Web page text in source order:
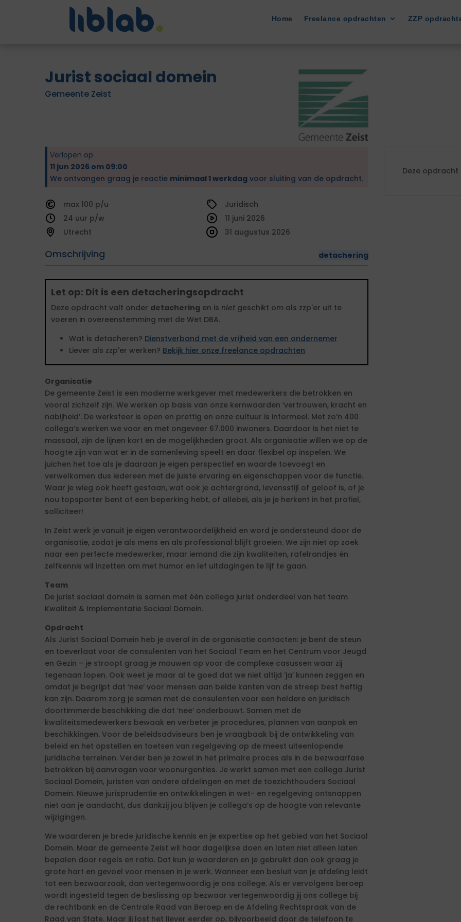
Home Freelance opdrachten ZZP
Jurist sociaal domein
Gemeente Zeist
Verlopen op:
11 jun 2026 om 09:00
We ontvangen graag je reactie minimaal 1 werkdag voor sluiting van de opdracht.
100
24
Utrecht
Juridisch
Omschrijving detachering
11 juni 2026
31 augustus 2026
Let op: Dit is een detacheringsopdracht
Deze opdracht valt onder detachering en is niet geschikt om als zzp'er uit te
voeren in overeenstemming met de Wet DBA.
Wat is detacheren? Dienstverband met de vrijheid van een ondernemer
Liever als zzp'er werken? Bekijk hier onze freelance opdrachten
Organisatie
De gemeente Zeist is een moderne werkgever met medewerkers die betrokken en
vooral zichzelf zijn. We werken op basis van onze kernwaarden ‘vertrouwen, kracht en
nabijheid’. De werksfeer is open en prettig en onze cultuur is informeel. Met zo’n 400
collega’s werken we voor en met ongeveer 67.000 inwoners. Daardoor is het niet te
massaal, zijn de lijnen kort en de mogelijkheden groot. Als organisatie willen we op de
hoogte zijn van wat er in de samenleving speelt en daar flexibel op inspelen. We
juichen het toe als je daaraan je eigen perspectief en waarde toevoegt en
verwelkomen dus iedereen met de juiste ervaring en eigenschappen voor de functie.
Waar je wieg ook heeft gestaan, wat ook je achtergrond, levensstijl of geloof is, of je
nou topsporter bent of een beperking hebt, of allebei, als je je herkent in het profiel,
solliciteer!
In Zeist werk je vanuit je eigen verantwoordelijkheid en word je ondersteund door de
organisatie, zodat je als mens en als professional blijft groeien. We zijn niet op zoek
naar een perfecte medewerker, maar iemand die zijn kwaliteiten, rafelrandjes én
zelfkennis wil inzetten om met humor en lef uitdagingen te lijf te gaan.
Team
De jurist sociaal domein is samen met één collega jurist onderdeel van het team
Kwaliteit & Implementatie Sociaal Domein.
Opdracht
Als Jurist Sociaal Domein heb je overal in de organisatie contacten: je bent de steun
en toeverlaat voor de consulenten van het Sociaal Team en het Centrum voor Jeugd
en Gezin – je stroopt graag je mouwen op voor de complexe casussen waar zij
tegenaan lopen. Ook weet je maar al te goed dat we niet altijd ‘ja’ kunnen zeggen en
omdat je begrijpt dat ‘nee’ voor mensen aan beide kanten van de streep best heftig
kan zijn. Daarom zorg je samen met de consulenten voor een heldere en juridisch
doortimmerde beschikking die dat ‘nee’ onderbouwt. Samen met de
kwaliteitsmedewerkers bewaak en verbeter je procedures, plannen van aanpak en
beschikkingen. Voor de beleidsadviseurs ben je vraagbaak bij de ontwikkeling van
beleid en het opstellen en toetsen van regelgeving op de meest uiteenlopende
juridische terreinen. Verder ben je zowel in het primaire proces als in de bezwaarfase
betrokken bij aanvragen voor woonurgenties. Je werkt samen met een collega Jurist
Sociaal Domein, juristen van andere afdelingen en met de toezichthouders Sociaal
Domein. Nieuwe jurisprudentie en ontwikkelingen in wet- en regelgeving ontsnappen
niet aan je aandacht, dus dankzij jou blijven je collega’s op de hoogte van relevante
wijzigingen.
We waarderen je brede juridische kennis en je expertise op het gebied van het Sociaal
Domein. Maar de gemeente Zeist wil haar dagelijkse doen en laten niet alleen laten
bepalen door regels en ratio. Dat kun je waarderen en je gebruikt dan ook graag je
grote hart en gevoel voor mensen in je werk. Wanneer een besluit van je afdeling leidt
tot een bezwaarzaak, dan vertegenwoordig je ons college. Als er vervolgens beroep
wordt ingesteld tegen de beslissing op bezwaar vertegenwoordig jij ons college bij
de rechtbank en de Centrale Raad van Beroep en de Afdeling Rechtspraak van de
Raad van State. Maar jij lost het liever eerder op, bijvoorbeeld door de telefoon te
Deze opdracht